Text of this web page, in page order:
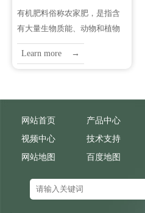
​有机肥料俗称农家肥，是指含
有大量生物质能、动物和植物
残体、粪便、生物废弃物等物
质的缓效肥料。有机肥料既含
Learn more →
网站首页 产品中心
视频中心
技术支持
网站地图
百度地图